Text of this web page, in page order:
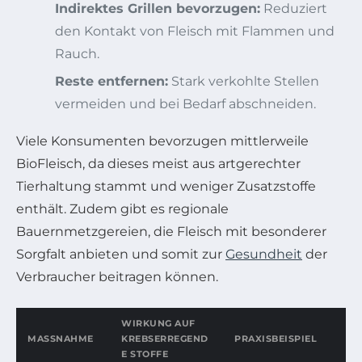
Indirektes Grillen bevorzugen: Reduziert
den Kontakt von Fleisch mit Flammen und
Rauch.
Reste entfernen: Stark verkohlte Stellen
vermeiden und bei Bedarf abschneiden.
Viele Konsumenten bevorzugen mittlerweile
BioFleisch, da dieses meist aus artgerechter
Tierhaltung stammt und weniger Zusatzstoffe
enthält. Zudem gibt es regionale
Bauernmetzgereien, die Fleisch mit besonderer
Sorgfalt anbieten und somit zur Gesundheit der
Verbraucher beitragen können.
MASSNAHME
WIRKUNG AUF
KREBSERREGEND
E STOFFE
PRAXISBEISPIEL